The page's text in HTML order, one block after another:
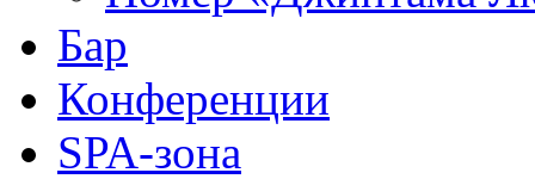
Бар
Конференции
SPA-зона